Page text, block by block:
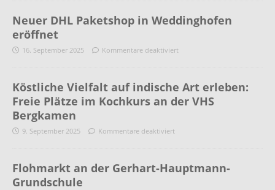
Neuer DHL Paketshop in Weddinghofen
eröffnet
16. September 2025 Kommentare deaktiviert
Köstliche Vielfalt auf indische Art erleben:
Freie Plätze im Kochkurs an der VHS
Bergkamen
9. September 2025 Kommentare deaktiviert
Flohmarkt an der Gerhart-Hauptmann-
Grundschule